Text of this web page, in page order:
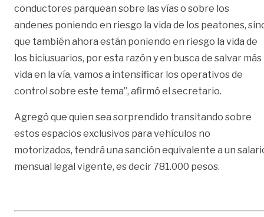
conductores parquean sobre las vías o sobre los
andenes poniendo en riesgo la vida de los peatones,
que también ahora están poniendo en riesgo la vida de
los biciusuarios, por esta razón y en busca de salvar más
vida en la vía, vamos a intensificar los operativos de
control sobre este tema”, afirmó el secretario.
Agregó que quien sea sorprendido transitando sobre
estos espacios exclusivos para vehículos no
motorizados, tendrá una sanción equivalente a un
mensual legal vigente, es decir 781.000 pesos.